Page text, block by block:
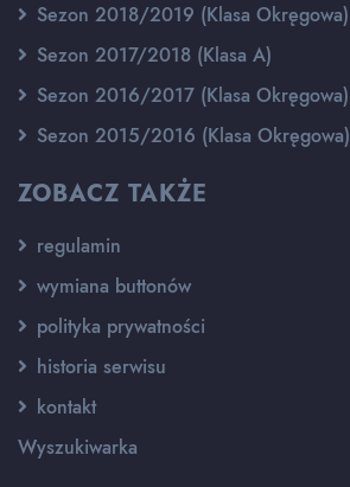
Sezon 2018/2019 (Klasa Okręgowa)
Sezon 2017/2018 (Klasa A)
Sezon 2016/2017 (Klasa Okręgowa)
Sezon 2015/2016 (Klasa Okręgowa)
ZOBACZ TAKŻE
regulamin
wymiana buttonów
polityka prywatności
historia serwisu
kontakt
Wyszukiwarka